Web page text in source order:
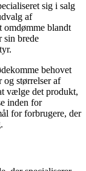
sig i salg
af
omdømme blandt
sin brede
behovet
størrelser af
vælge det produkt,
inden for
for forbrugere, der